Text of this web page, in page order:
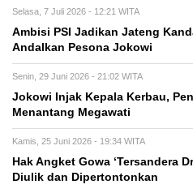
Selasa, 7 Juli 2026 - 12:21 WITA
Ambisi PSI Jadikan Jateng
Andalkan Pesona Jokowi
Senin, 29 Juni 2026 - 21:02 WITA
Jokowi Injak Kepala Kerbau,
Menantang Megawati
Kamis, 25 Juni 2026 - 19:34 WITA
Hak Angket Gowa ‘Tersandera
Diulik dan Dipertontonkan